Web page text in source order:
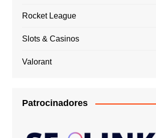
Rocket League
Slots & Casinos
Valorant
Patrocinadores